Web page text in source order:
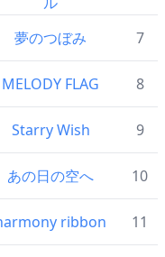
夢のつぼみ 7
MELODY FLAG 8
Starry Wish 9
あの日の空へ 10
ribbon 11